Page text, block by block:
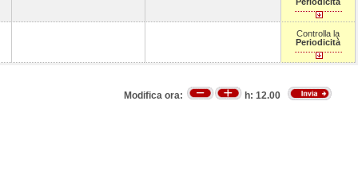
Controlla la
Periodicità
Modifica ora: h: 12.00